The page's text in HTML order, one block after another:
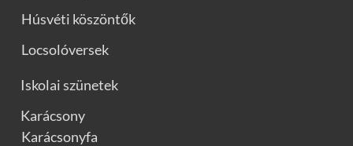
Húsvéti köszöntők
Locsolóversek
Iskolai szünetek
Karácsony
Karácsonyfa